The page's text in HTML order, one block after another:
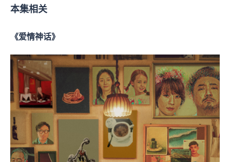
本集相关
《爱情神话》